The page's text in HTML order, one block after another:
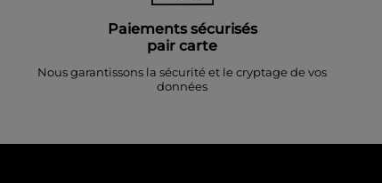
Paiements sécurisés
pair carte
Nous garantissons la sécurité et le cryptage de vos
données